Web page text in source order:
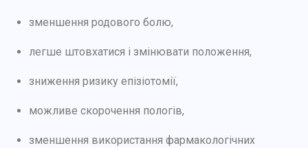
зменшення родового болю,
легше штовхатися і змінювати положення,
зниження ризику епізіотомії,
можливе скорочення пологів,
зменшення використання фармакологічних